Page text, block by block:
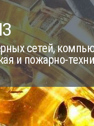
сетей,
и пожарно-